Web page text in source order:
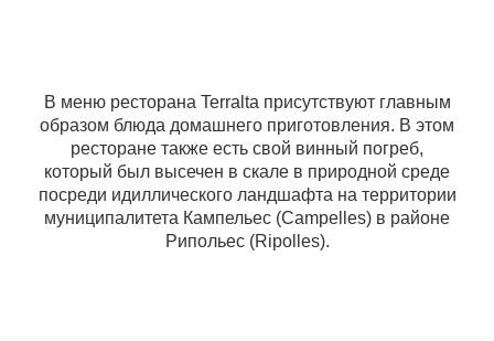
В меню ресторана Terralta присутствуют главным
образом блюда домашнего приготовления. В этом
ресторане также есть свой винный погреб,
который был высечен в скале в природной среде
посреди идиллического ландшафта на территории
муниципалитета Кампельес (Campelles) в районе
Рипольес (Ripolles).